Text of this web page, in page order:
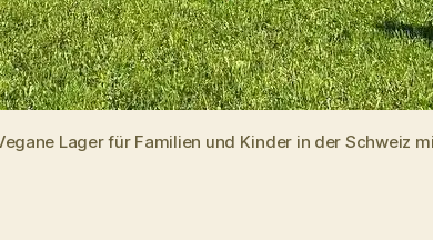
Lager für Familien und Kinder in der Schweiz